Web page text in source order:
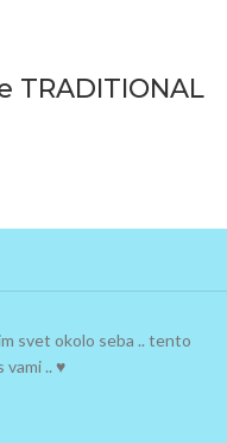
TRADITIONAL
svet okolo seba .. tento
.. ♥